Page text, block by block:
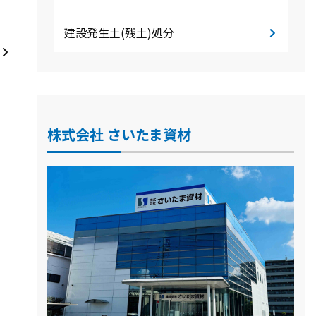
建設発生土(残土)処分
株式会社 さいたま資材